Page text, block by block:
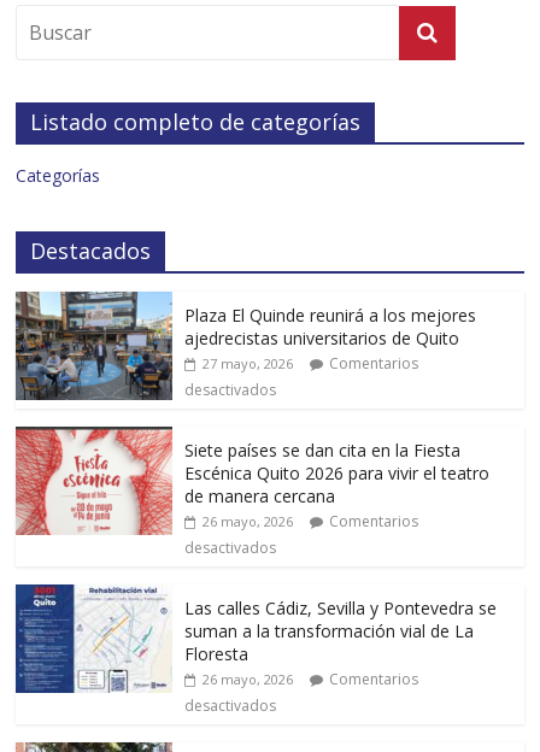
Listado completo de categorías
Categorías
Destacados
Plaza El Quinde reunirá a los mejores
ajedrecistas universitarios de Quito
27 mayo, 2026
Comentarios
desactivados
Siete países se dan cita en la Fiesta
Escénica Quito 2026 para vivir el teatro
de manera cercana
26 mayo, 2026
Comentarios
desactivados
Las calles Cádiz, Sevilla y Pontevedra se
suman a la transformación vial de La
Floresta
26 mayo, 2026
Comentarios
desactivados